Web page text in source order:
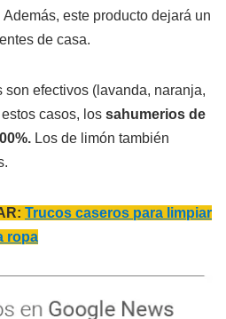
este producto dejará un
de casa.
efectivos (lavanda, naranja,
casos, los sahumerios de
Los de limón también
Trucos caseros para limpiar
ropa